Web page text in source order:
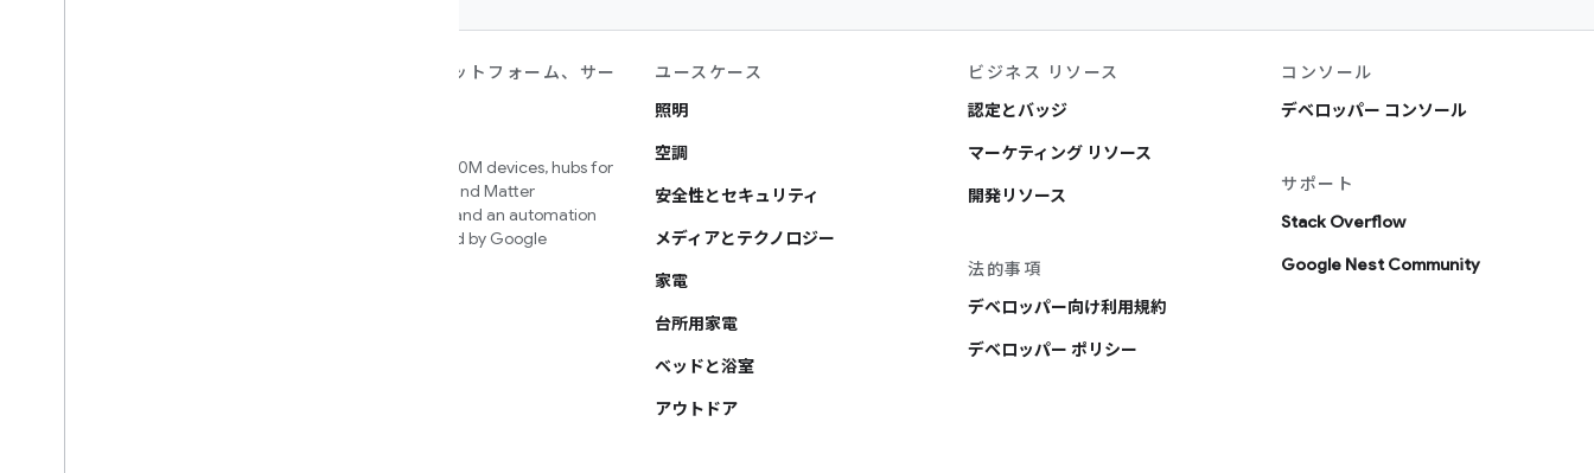
アプリ、プラットフォーム、サー
Access over 600M devices, hubs for
Google Home and Matter
infrastructure, and an automation
engine powered by Google
ユースケース
照明
空調
安全性とセキュリティ
メディアとテクノロジー
家電
台所用家電
ベッドと浴室
アウトドア
ビジネス リソース
認定とバッジ
マーケティング リソース
開発リソース
法的事項
デベロッパー向け利用規約
デベロッパー ポリシー
コンソール
デベロッパー コンソール
サポート
Stack Overflow
Google Nest Community